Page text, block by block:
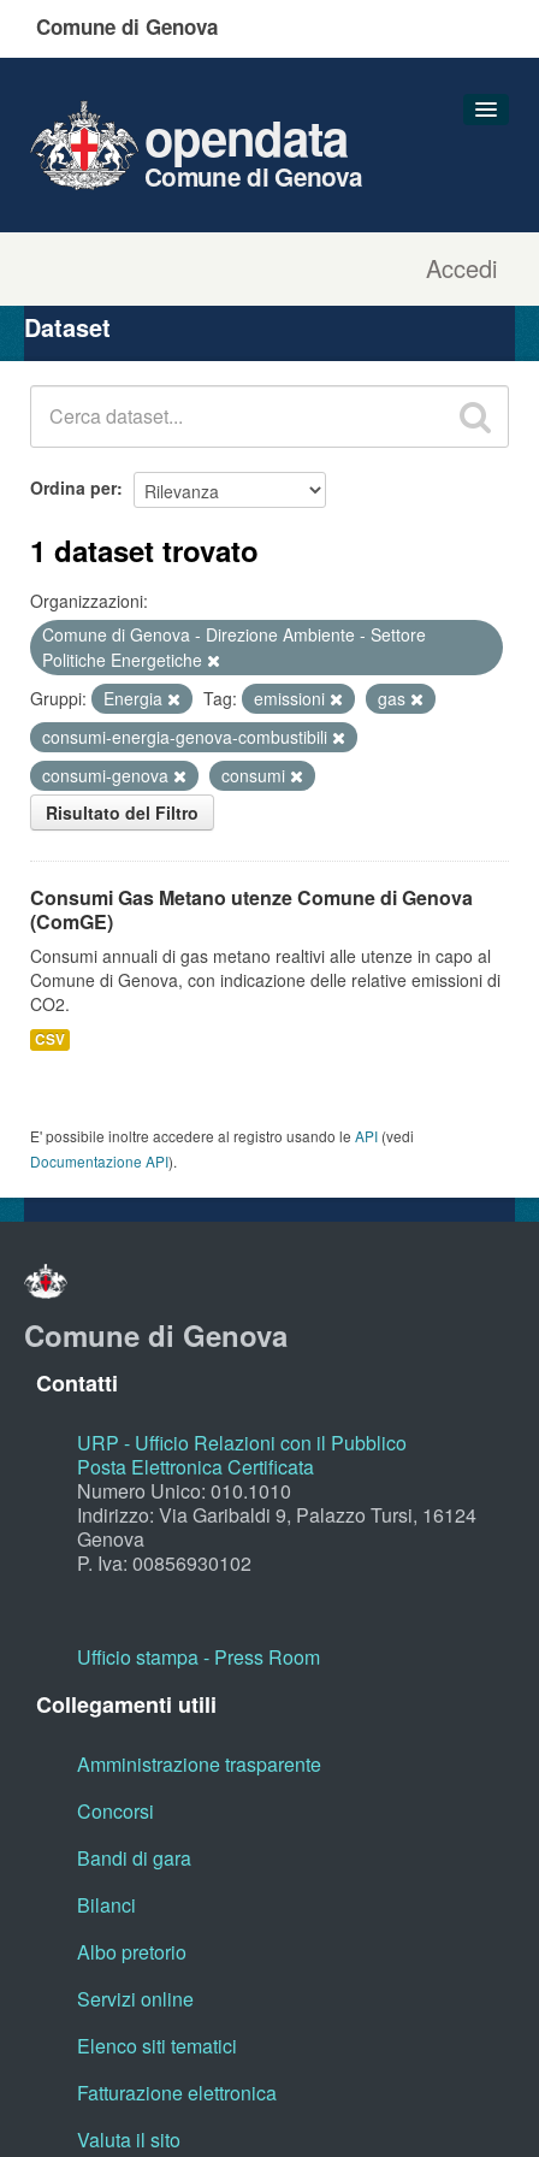
Comune di Genova
Accedi
opendata
Comune di Genova
Organizzazioni
Gruppi
Dataset
Ordina per
1 dataset trovato
Organizzazioni:
Comune di Genova - Direzione Ambiente - Settore
Politiche Energetiche
Gruppi:
Energia Tag: emissioni
gas
consumi-energia-genova-combustibili
consumi-genova
consumi
Risultato del Filtro
Consumi Gas Metano utenze Comune di Genova
(ComGE)
Consumi annuali di gas metano realtivi alle utenze in capo al
Comune di Genova, con indicazione delle relative emissioni di
CO2.
CSV
E' possibile inoltre accedere al registro usando le API (vedi
Documentazione API).
Comune di Genova
Contatti
URP - Ufficio Relazioni con il Pubblico
Posta Elettronica Certificata
Numero Unico: 010.1010
Indirizzo: Via Garibaldi 9, Palazzo Tursi, 16124
Genova
P. Iva: 00856930102
Ufficio stampa - Press Room
Collegamenti utili
Amministrazione trasparente
Concorsi
Bandi di gara
Bilanci
Albo pretorio
Servizi online
Elenco siti tematici
Fatturazione elettronica
Valuta il sito